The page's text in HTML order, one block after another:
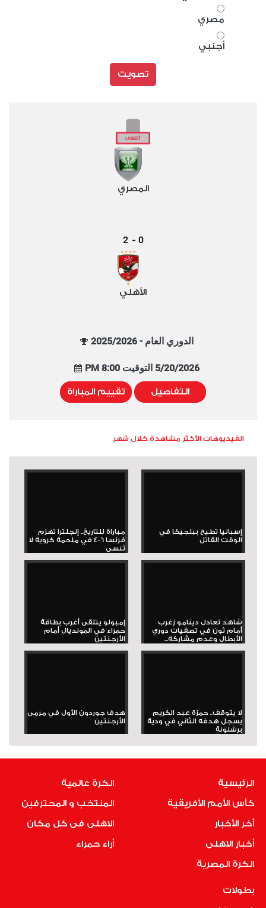
مصري
أجنبي
تصويت
المصري
0
-
2
الأهلي
الدوري العام - 2025/2026
5/20/2026 التوقيت 8:00 PM
التفاصيل تقييم المباراة
الفيديوهات الأكثر مشاهدة خلال شهر
إسبانيا تطيح ببلجيكا في
الوقت القاتل
مباراة للتاريخ.. إنجلترا تهزم
فرنسا 6-4 في ملحمة كروية لا
تُنسى
شاهد تعادل دينامو زغرب
أمام ثون في تصفيات دوري
الأبطال وعدم مشاركة...
إمبولو يتلقى أغرب بطاقة
حمراء في المونديال أمام
الأرجنتين
لا يتوقف.. حمزة عبد الكريم
يسجل هدفه الثاني في ودية
برشلونة
هدف جوردون الأول في مرمى
الأرجنتين
الرئيسية
كأس الأمم الأفريقية
أخر الأخبار
أخبار الاهلى
الكرة المصرية
الكرة عالمية
المنتخب و المحترفين
الاهلى فى كل مكان
أراء حمراء
بطولات